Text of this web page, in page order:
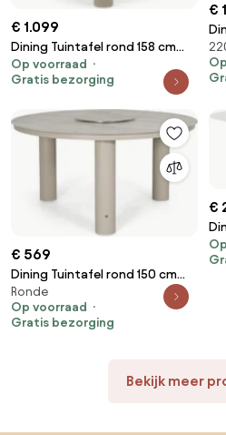
€ 1.099
Dining Tuintafel rond 158 cm
Zand/Beige Trino
Op voorraad
Gratis bezorging
€
€ 569
Dining Tuintafel rond 150 cm
met lazy susan Zand/Beige
Arancia
Ronde
Op voorraad
Gratis bezorging
€
Bekijk meer